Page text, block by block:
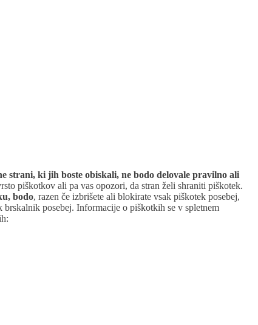
strani, ki jih boste obiskali, ne bodo delovale pravilno ali
piškotkov ali pa vas opozori, da stran želi shraniti piškotek.
bodo, razen če izbrišete ali blokirate vsak piškotek posebej,
posebej. Informacije o piškotkih se v spletnem